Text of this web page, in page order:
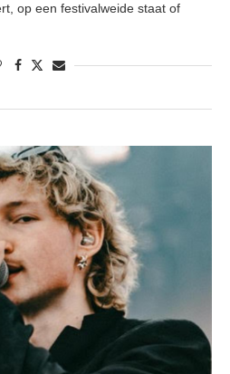
op een festivalweide staat of